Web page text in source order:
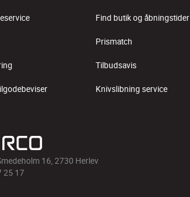
Find butik og åbningstider
Prismatch
Tilbudsavis
Knivslibning service
16, 2730 Herlev
25 17